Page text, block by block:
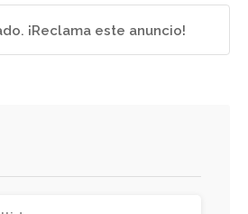
¡Reclama este anuncio!